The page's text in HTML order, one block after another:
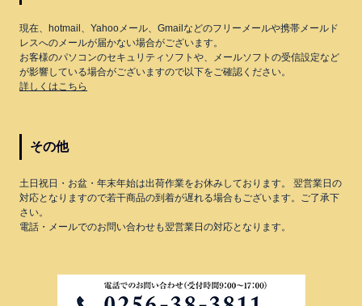
現在、hotmail、Yahooメール、Gmailなどのフリーメールや携帯メールド
レスへのメールが届かない場合がございます。
お客様のパソコンのセキュリティソフトや、メールソフトの受信設定など
が影響している場合がございますので以下をご確認ください。
詳しくはこちら
その他
土日祝日・お盆・年末年始は出荷作業をお休みしております。 翌営業日の
対応となりますので若干商品の到着が遅れる場合もございます。ご了承下
さい。
電話・メールでのお問い合わせも翌営業日の対応となります。